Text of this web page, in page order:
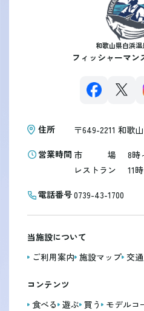
和歌山県白浜
フィッシャーマン
住所 〒649-2211 和歌
営業時間 市 場
8時
レストラン
11
電話番号0739-43-1700
当施設について
ご利用案内 施設マップ 交
コンテンツ
食べる 遊ぶ 買う モデルコ